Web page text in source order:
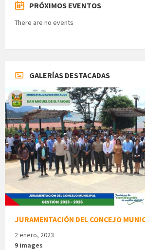
PRÓXIMOS EVENTOS
There are no events
GALERÍAS DESTACADAS
JURAMENTACIÓN DEL CONCEJO
2 enero, 2023
9 images